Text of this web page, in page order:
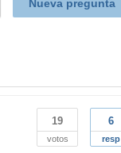
Nueva pregunta
19
votos
6
resp